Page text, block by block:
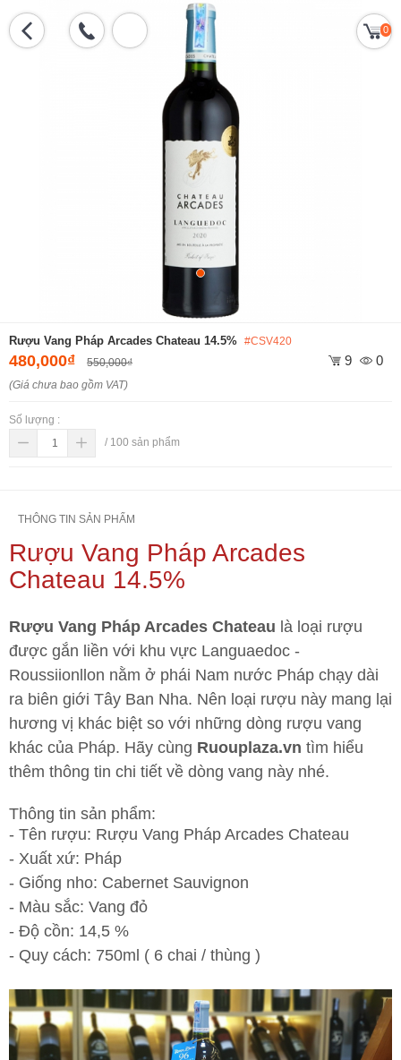
0
Rượu Vang Pháp Arcades Chateau 14.5% #CSV420
480,000₫ 550,000₫ 9 0
(Giá chưa bao gồm VAT)
Số lượng :
/ 100 sản phẩm
THÔNG TIN SẢN PHẨM
Rượu Vang Pháp Arcades
Chateau 14.5%
Rượu Vang Pháp Arcades Chateau là loại rượu
được gắn liền với khu vực Languaedoc -
Roussiionllon nằm ở phái Nam nước Pháp chạy dài
ra biên giới Tây Ban Nha. Nên loại rượu này mang lại
hương vị khác biệt so với những dòng rượu vang
khác của Pháp. Hãy cùng Ruouplaza.vn tìm hiểu
thêm thông tin chi tiết về dòng vang này nhé.
Thông tin sản phẩm:
- Tên rượu: Rượu Vang Pháp Arcades Chateau
- Xuất xứ: Pháp
- Giống nho: Cabernet Sauvignon
- Màu sắc: Vang đỏ
- Độ cồn: 14,5 %
- Quy cách: 750ml ( 6 chai / thùng )